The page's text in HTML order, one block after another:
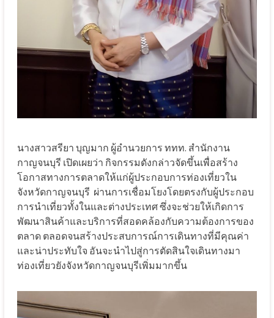
นางสาวสรียา บุญมาก ผู้อำนวยการ ททท. สำนักงาน
กาญจนบุรี เปิดเผยว่า กิจกรรมดังกล่าวจัดขึ้นเพื่อสร้าง
โอกาสทางการตลาดให้แก่ผู้ประกอบการท่องเที่ยวใน
จังหวัดกาญจนบุรี ผ่านการเชื่อมโยงโดยตรงกับผู้ประกอบ
การนำเที่ยวทั้งในและต่างประเทศ ซึ่งจะช่วยให้เกิดการ
พัฒนาสินค้าและบริการที่สอดคล้องกับความต้องการของ
ตลาด ตลอดจนสร้างประสบการณ์การเดินทางที่มีคุณค่า
และน่าประทับใจ อันจะนำไปสู่การตัดสินใจเดินทางมา
ท่องเที่ยวยังจังหวัดกาญจนบุรีเพิ่มมากขึ้น